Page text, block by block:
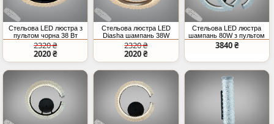
Стельова LED люстра з
пультом чорна 38 Вт
2320 ₴
2020 ₴
Стельова люстра LED
Diasha шампань 38W
пульт
2320 ₴
2020 ₴
Стельова LED люстра
шампань 80W з пультом
3840 ₴